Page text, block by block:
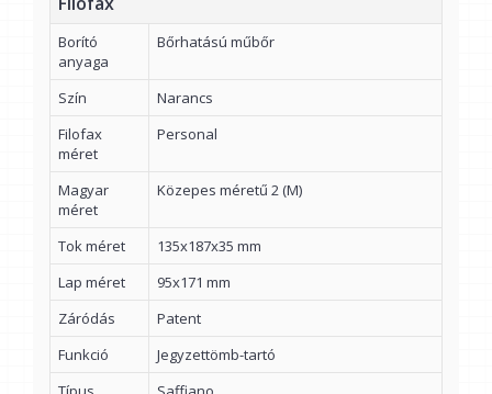
Borító
anyaga
Bőrhatású műbőr
Szín
Narancs
Filofax
méret
Personal
Magyar
méret
Közepes méretű 2 (M)
Tok méret
135x187x35 mm
Lap méret
95x171 mm
Záródás
Patent
Funkció
Jegyzettömb-tartó